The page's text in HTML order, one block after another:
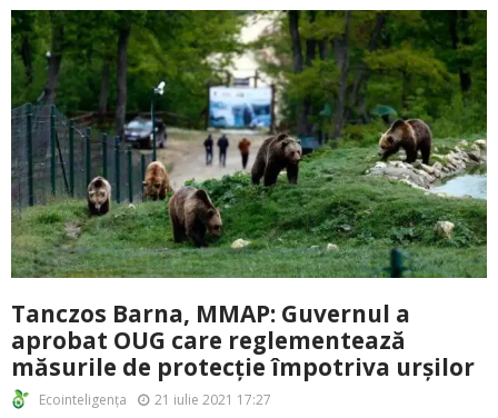
Tanczos Barna, MMAP: Guvernul a
aprobat OUG care reglementează
măsurile de protecție împotriva urșilor
Ecointeligența 21 iulie 2021 17:27